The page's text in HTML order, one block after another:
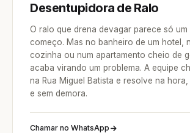
Desentupidora de Ralo
O ralo que drena devagar parece só
começo. Mas no banheiro de um hotel,
cozinha ou num apartamento cheio de
acaba virando um problema. A equipe
na Rua Miguel Batista e resolve na
e sem demora.
Chamar no WhatsApp